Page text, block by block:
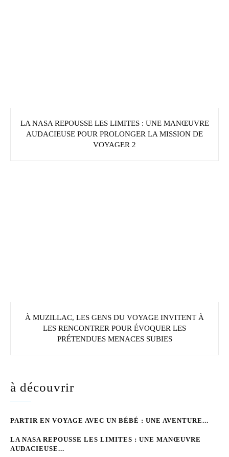
LA NASA REPOUSSE LES LIMITES : UNE MANŒUVRE
AUDACIEUSE POUR PROLONGER LA MISSION DE
VOYAGER 2
À MUZILLAC, LES GENS DU VOYAGE INVITENT À
LES RENCONTRER POUR ÉVOQUER LES
PRÉTENDUES MENACES SUBIES
à découvrir
PARTIR EN VOYAGE AVEC UN BÉBÉ : UNE AVENTURE...
LA NASA REPOUSSE LES LIMITES : UNE MANŒUVRE
AUDACIEUSE...